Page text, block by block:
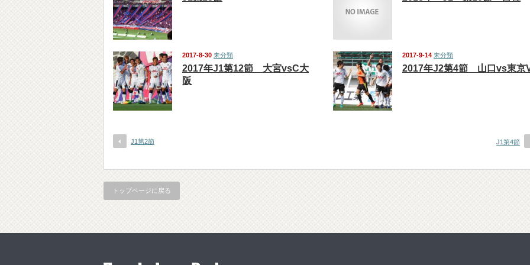
2017-8-30 未分類
2017年J1第12節 大宮vsC大
阪
2017-9-14 未分類
2017年J2第4節 山口vs東京
J1第2節 J1第4節
トップページに戻る